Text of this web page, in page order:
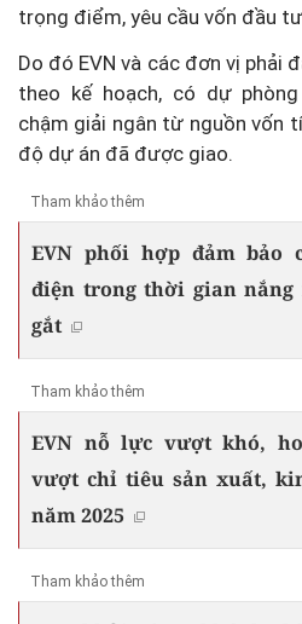
trọng điểm, yêu cầu vốn đầu
Do đó EVN và các đơn vị phải
theo kế hoạch, có dự
chậm giải ngân từ nguồn vốn
độ dự án đã được giao.
Tham khảo thêm
EVN phối hợp đảm bảo
điện trong thời gian nắng
gắt
Tham khảo thêm
EVN nỗ lực vượt khó,
vượt chỉ tiêu sản xuất,
năm 2025
Tham khảo thêm